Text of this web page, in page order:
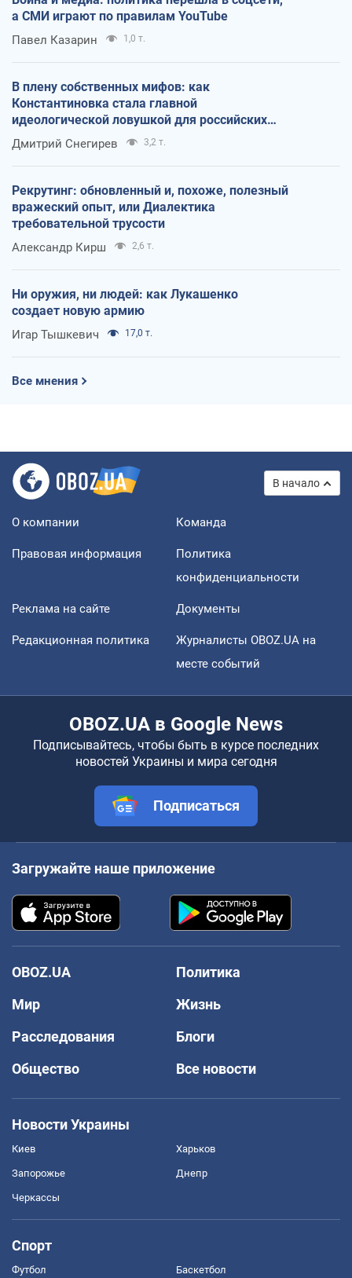
а СМИ играют по правилам YouTube
Павел Казарин 1,0 т.
В плену собственных мифов: как
Константиновка стала главной
идеологической ловушкой для российских
оккупантов
Дмитрий Снегирев 3,2 т.
Рекрутинг: обновленный и, похоже, полезный
вражеский опыт, или Диалектика
требовательной трусости
Александр Кирш 2,6 т.
Ни оружия, ни людей: как Лукашенко
создает новую армию
Игар Тышкевич 17,0 т.
Все мнения
В начало
О компании Команда
Правовая информация
Политика
конфиденциальности
Реклама на сайте Документы
Редакционная политика
Журналисты OBOZ.UA на
месте событий
OBOZ.UA в Google News
Подписывайтесь, чтобы быть в курсе последних
новостей Украины и мира сегодня
Подписаться
Загружайте наше приложение
OBOZ.UA
Политика
Мир
Жизнь
Расследования
Блоги
Общество
Все новости
Новости Украины
Киев Харьков
Запорожье Днепр
Черкассы
Спорт
Футбол Баскетбол